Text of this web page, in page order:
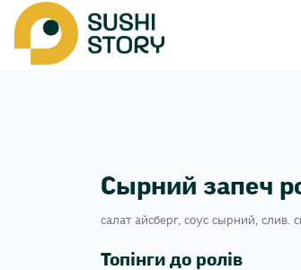
Сырний запеч
салат айсберг, соус сырний, слив.
Топінги до ролів